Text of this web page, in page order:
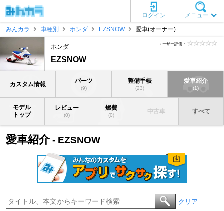
メニュー
ログイン
みんカラ
車種別 ホンダ EZSNOW 愛車(オーナー)
ホンダ
EZSNOW
ユーザー評価： -
カスタム情報 パーツ
(9)
整備手帳
(23)
愛車紹介
(1)
モデル
トップ
レビュー
(0)
燃費
(0)
中古車 すべて
愛車紹介- EZSNOW
クリア